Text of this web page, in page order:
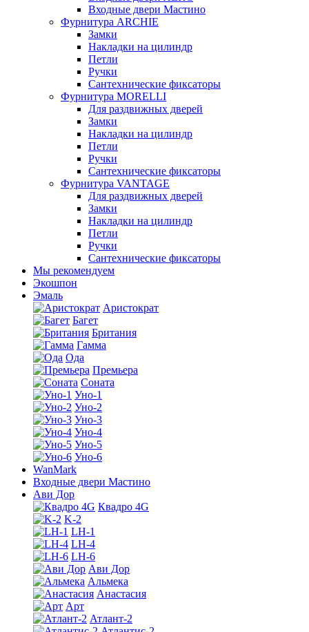
Входные двери Мастино
Фурнитура ARCHIE
Замки
Накладки на цилиндр
Петли
Ручки
Сантехнические фиксаторы
Фурнитура MORELLI
Для раздвижных дверей
Замки
Накладки на цилиндр
Петли
Ручки
Сантехнические фиксаторы
Фурнитура VANTAGE
Для раздвижных дверей
Замки
Накладки на цилиндр
Петли
Ручки
Сантехнические фиксаторы
Мы рекомендуем
Экошпон
Эмаль
Аристократ
Багет
Британия
Гамма
Ода
Премьера
Соната
Уно-1
Уно-2
Уно-3
Уно-4
Уно-5
Уно-6
WanMark
Входные двери Мастино
Ави Дор
Квадро 4G
K-2
LH-1
LH-4
LH-6
Ави Дор
Альмека
Анастасия
Арт
Атлант-2